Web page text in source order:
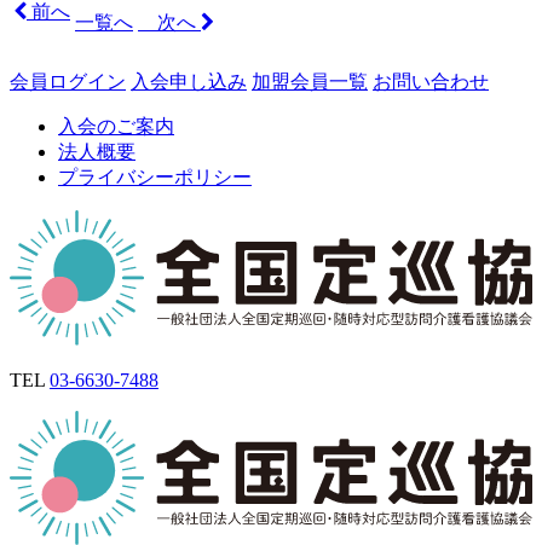
前へ
一覧へ 次へ
会員ログイン 入会申し込み 加盟会員一覧 お問い合わせ
入会のご案内
法人概要
プライバシーポリシー
TEL 03-6630-7488